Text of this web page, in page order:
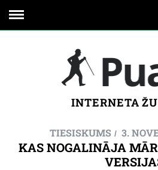
INTERNETA
TIESISKUMS 3.
KAS NOGALINĀJA